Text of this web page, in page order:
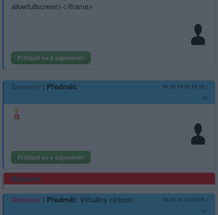
allowfullscre­en></iframe>
Přihlásit se a odpovědět
Smazaný | Předmět: 06.03.19 20:24:25 |
#2
Přihlásit se a odpovědět
Reklama
Smazaný | Předmět: Virtuálny cintorín 06.03.19 20:23:05 |
#1